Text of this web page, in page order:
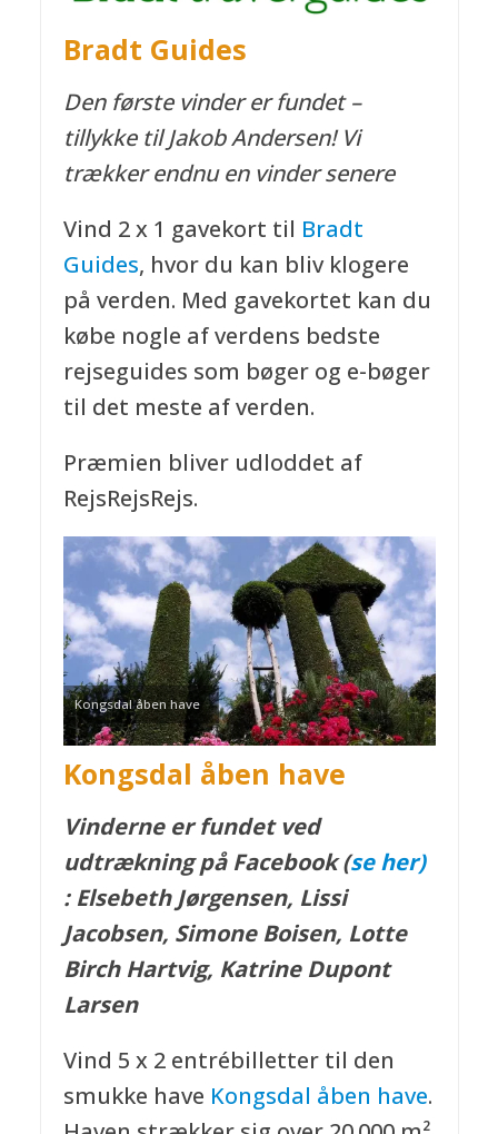
Bradt Guides
Den første vinder er fundet –
tillykke til Jakob Andersen! Vi
trækker endnu en vinder senere
Vind 2 x 1 gavekort til Bradt
Guides, hvor du kan bliv klogere
på verden. Med gavekortet kan du
købe nogle af verdens bedste
rejseguides som bøger og e-bøger
til det meste af verden.
Præmien bliver udloddet af
RejsRejsRejs.
Kongsdal åben have
Kongsdal åben have
Vinderne er fundet ved
udtrækning på Facebook (se her)
: Elsebeth Jørgensen, Lissi
Jacobsen, Simone Boisen, Lotte
Birch Hartvig, Katrine Dupont
Larsen
Vind 5 x 2 entrébilletter til den
smukke have Kongsdal åben have.